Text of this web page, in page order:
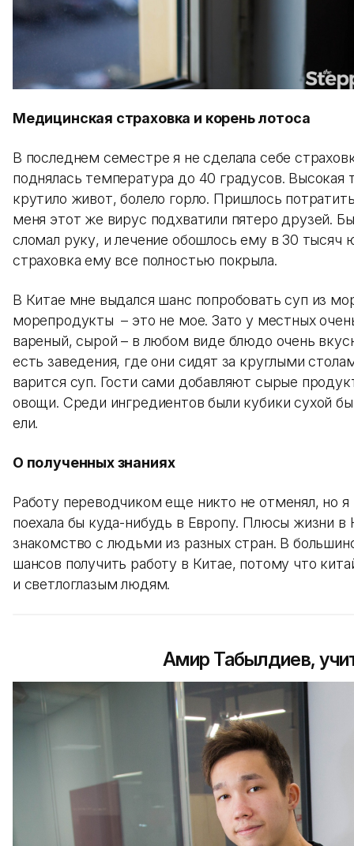
Медицинская страховка и корень лотоса
В последнем семестре я не сделала себе
поднялась температура до 40 градусов.
крутило живот, болело горло. Пришлось
меня этот же вирус подхватили пятеро друзей.
сломал руку, и лечение обошлось ему в 30 тысяч
страховка ему все полностью покрыла.
В Китае мне выдался шанс попробовать суп из
морепродукты – это не мое. Зато у местных
вареный, сырой – в любом виде блюдо очень
есть заведения, где они сидят за круглыми
варится суп. Гости сами добавляют сырые
овощи. Среди ингредиентов были кубики сухой
ели.
О полученных знаниях
Работу переводчиком еще никто не отменял, но
поехала бы куда-нибудь в Европу. Плюсы жизни в
знакомство с людьми из разных стран. В
шансов получить работу в Китае, потому что
и светлоглазым людям.
Амир Табылдиев,